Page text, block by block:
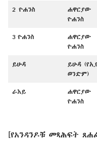
2 ዮሐንስ
ሐዋርያው
ዮሐንስ
3 ዮሐንስ
ሐዋርያው
ዮሐንስ
ይሁዳ
ይሁዳ
ወንድም)
ራእይ
ሐዋርያው
ዮሐንስ
[የአንዳንዶቹ መጻሕፍት